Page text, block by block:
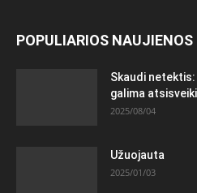
POPULIARIOS NAUJIENOS
Skaudi
galima
2025/08/04
Užuojauta
2025/01/03